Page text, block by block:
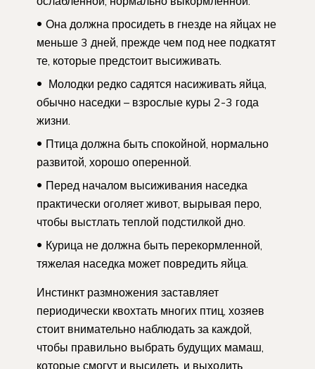
Она должна просидеть в гнезде на яйцах не
меньше 3 дней, прежде чем под нее подкатят
те, которые предстоит высиживать.
Молодки редко садятся насиживать яйца,
обычно наседки – взрослые куры 2-3 года
жизни.
Птица должна быть спокойной, нормально
развитой, хорошо оперенной.
Перед началом высиживания наседка
практически оголяет живот, вырывая перо,
чтобы выстлать теплой подстилкой дно.
Курица не должна быть перекормленной,
тяжелая наседка может повредить яйца.
Инстинкт размножения заставляет
периодически квохтать многих птиц, хозяев
стоит внимательно наблюдать за каждой,
чтобы правильно выбрать будущих мамаш,
которые смогут и высидеть, и выходить